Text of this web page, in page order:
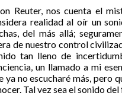
Reuter, nos cuenta el
realidad al oír un
del más allá;
de nuestro control
tan lleno de
un llamado a mi
ya no escucharé más, pero
Tal vez sea el sonido